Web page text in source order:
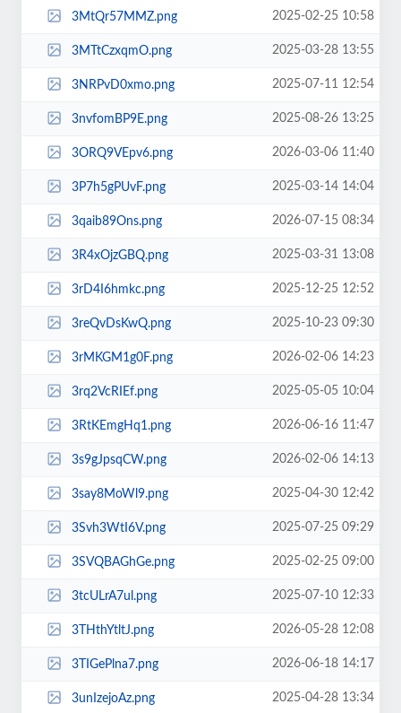
3MtQr57MMZ.png 2025-02-25 10:58
3MTtCzxqmO.png 2025-03-28 13:55
3NRPvD0xmo.png 2025-07-11 12:54
3nvfomBP9E.png 2025-08-26 13:25
3ORQ9VEpv6.png 2026-03-06 11:40
3P7h5gPUvF.png 2025-03-14 14:04
3qaib89Ons.png 2026-07-15 08:34
3R4xOjzGBQ.png 2025-03-31 13:08
3rD4I6hmkc.png 2025-12-25 12:52
3reQvDsKwQ.png 2025-10-23 09:30
3rMKGM1g0F.png 2026-02-06 14:23
3rq2VcRIEf.png 2025-05-05 10:04
3RtKEmgHq1.png 2026-06-16 11:47
3s9gJpsqCW.png 2026-02-06 14:13
3say8MoWl9.png 2025-04-30 12:42
3Svh3WtI6V.png 2025-07-25 09:29
3SVQBAGhGe.png 2025-02-25 09:00
3tcULrA7ul.png 2025-07-10 12:33
3THthYtltJ.png 2026-05-28 12:08
3TIGePlna7.png 2026-06-18 14:17
3unIzejoAz.png 2025-04-28 13:34